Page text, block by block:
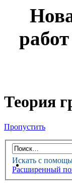
Теория
Пропустить
Искать с
Расширенный
НОВАЯ